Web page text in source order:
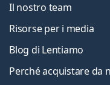
Il nostro team
Risorse per i media
Blog di Lentiamo
Perché acquistare da